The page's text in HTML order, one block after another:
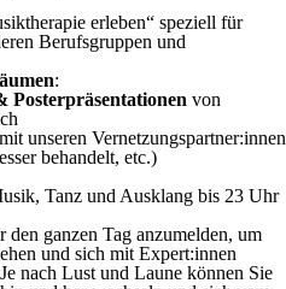
erleben“ speziell für
Berufsgruppen und
:
Posterpräsentationen von
unseren Vernetzungspartner:innen
behandelt, etc.)
Tanz und Ausklang bis 23 Uhr
ganzen Tag anzumelden, um
und sich mit Expert:innen
nach Lust und Laune können Sie